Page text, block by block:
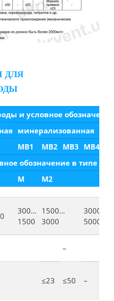
ДЛЯ
и условное
минерализованная
МВ1 МВ2 МВ3 МВ4
обозначение в типе
М М2
300…
1500
1500…
3000
3000…
5000
–
≤23 ≤50 –